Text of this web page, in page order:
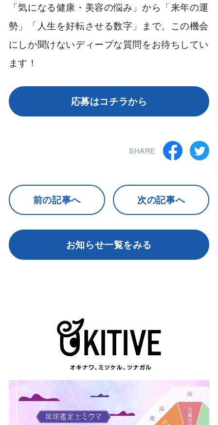
「気になる健康・美容の悩み」から「来年の運
勢」「人生を好転させる数字」まで、この機会
にしか聞けないディープな質問をお待ちしてい
ます！
応募はコチラから
SHARE
前の記事へ 次の記事へ
お知らせ一覧をみる